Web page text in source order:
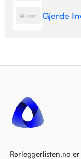
Gjerde
Rørleggerlisten.no